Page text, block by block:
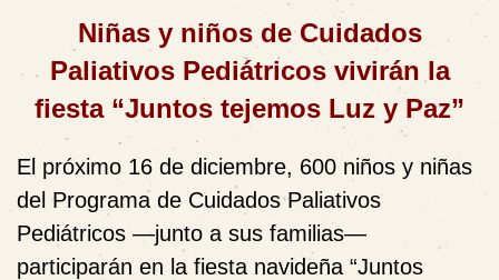
Niñas y niños de Cuidados
Paliativos Pediátricos vivirán la
fiesta “Juntos tejemos Luz y Paz”
El próximo 16 de diciembre, 600 niños y niñas
del Programa de Cuidados Paliativos
Pediátricos —junto a sus familias—
participarán en la fiesta navideña “Juntos